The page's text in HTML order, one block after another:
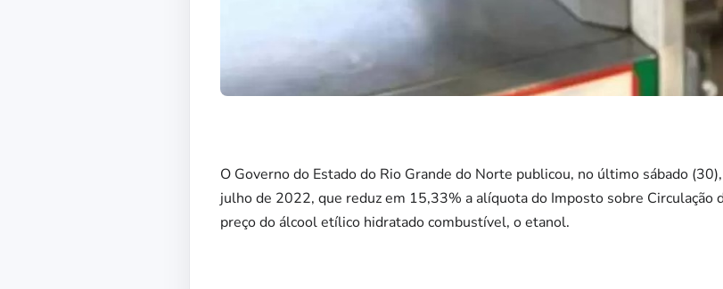
O Governo do Estado do Rio Grande do Norte publicou, no último sábado
julho de 2022, que reduz em 15,33% a alíquota do Imposto sobre Circulação
preço do álcool etílico hidratado combustível, o etanol.